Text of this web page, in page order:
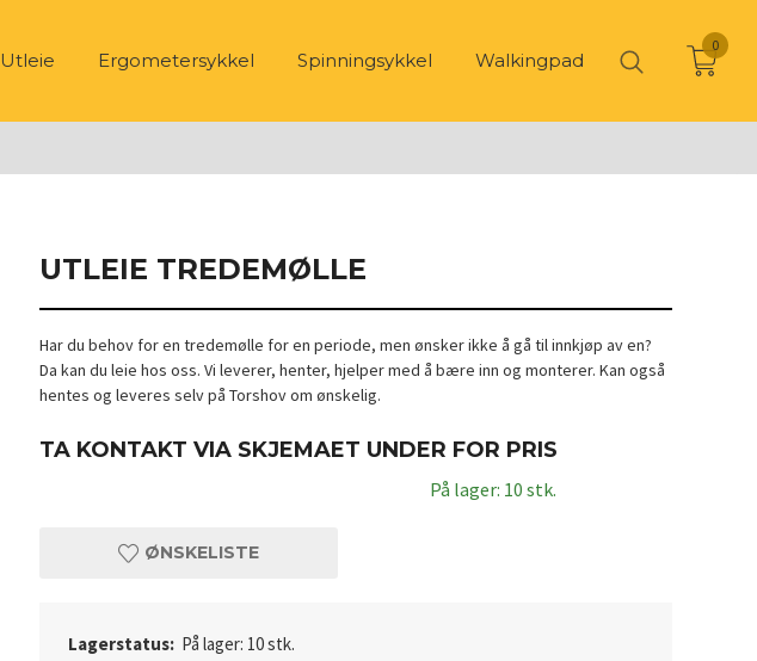
Utleie Ergometersykkel Spinningsykkel Walkingpad
0
UTLEIE TREDEMØLLE
Har du behov for en tredemølle for en periode, men ønsker ikke å gå til innkjøp av en?
Da kan du leie hos oss. Vi leverer, henter, hjelper med å bære inn og monterer. Kan også
hentes og leveres selv på Torshov om ønskelig.
TA KONTAKT VIA SKJEMAET UNDER FOR PRIS
På lager: 10 stk.
ØNSKELISTE
Lagerstatus: På lager: 10 stk.